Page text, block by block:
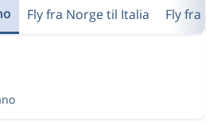
Fly fra Norge til Italia Fly fra